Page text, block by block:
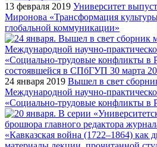
13 февраля 2019 Университет
Миронова «Трансформация
глобальной коммуникации»
24 января 2019 Вышел в свет
Международной научно-
«Социально-трудовые конфликты в